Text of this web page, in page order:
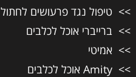
טיפול נגד פרעושים לחתול
ברייברי אוכל לכלבים
אמיטי
Amity אוכל לכלבים